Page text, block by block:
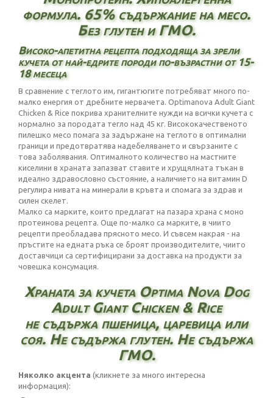
формула. 65% съдържание на месо.
Без глутен и ГМО.
Високо-апетитна рецепта подходяща за зрели
кучета от най-едрите породи по-възрастни от 15-
18 месеца
В сравнение с теглото им, гигантюгите потребяват много по-
малко енергия от дребните нервачета. Optimanova Adult Giant
Chicken & Rice покрива хранителните нужди на всички кучета с
нормално за породата тегло над 45 кг. Висококачественото
пилешко месо помага за задържане на теглото в оптимални
граници и предотвратява надебеляването и свързаните с
това заболявания. Оптималното количество на мастните
киселини в храната запазват ставите и хрущялната тъкан в
идеално здравословно състояние, а наличието на витамин D
регулира нивата на минерали в кръвта и спомага за здрав и
силен скелет.
Малко са марките, които предлагат на пазара храна с моно
протеинова рецепта. Още по-малко са марките, в чиито
рецепти преобладава прясното месо. И съвсем накрая - на
пръстите на едната ръка се броят производителите, чиито
доставчици са сертифицирани за доставка на продукти за
човешка консумация.
Храната за кучета Optima Nova Dog
Adult Giant Chicken & Rice
не съдържа пшеница, царевица или
соя. Не съдържа глутен. Не съдържа
ГМО.
Няколко акцента (кликнете за много интересна
информация):